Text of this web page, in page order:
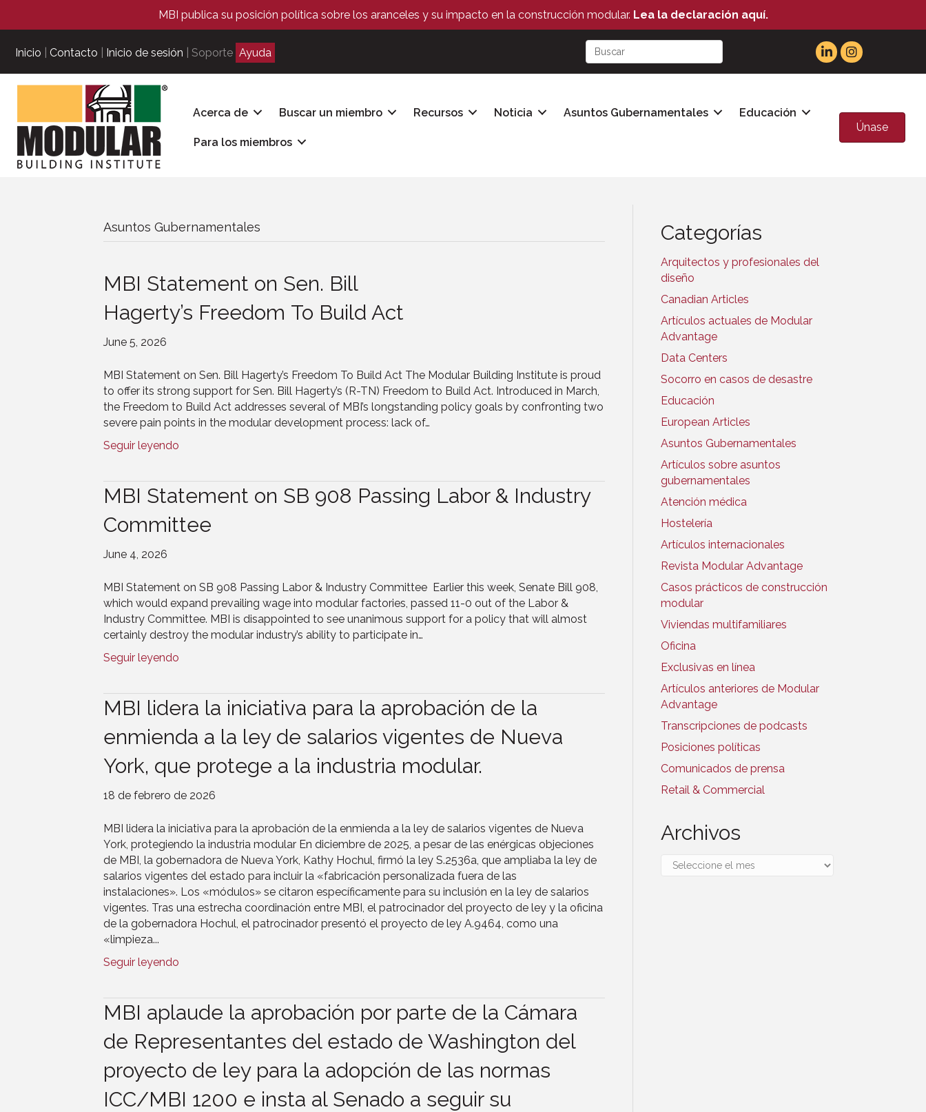
MBI publica su posición política sobre los aranceles y su impacto en la construcción modular. Lea la declaración aquí.
Inicio Contacto Inicio de sesión | Soporte Ayuda
Acerca de Buscar un miembro Recursos Noticia Asuntos Gubernamentales Educación
Para los miembros
Únase
Asuntos Gubernamentales
MBI Statement on Sen. Bill
Hagerty’s Freedom To Build Act
June 5, 2026
MBI Statement on Sen. Bill Hagerty’s Freedom To Build Act The Modular Building Institute is proud
to offer its strong support for Sen. Bill Hagerty’s (R-TN) Freedom to Build Act. Introduced in March,
the Freedom to Build Act addresses several of MBI’s longstanding policy goals by confronting two
severe pain points in the modular development process: lack of…
Seguir leyendo
MBI Statement on SB 908 Passing Labor & Industry
Committee
June 4, 2026
MBI Statement on SB 908 Passing Labor & Industry Committee Earlier this week, Senate Bill 908,
which would expand prevailing wage into modular factories, passed 11-0 out of the Labor &
Industry Committee. MBI is disappointed to see unanimous support for a policy that will almost
certainly destroy the modular industry’s ability to participate in…
Seguir leyendo
MBI lidera la iniciativa para la aprobación de la
enmienda a la ley de salarios vigentes de Nueva
York, que protege a la industria modular.
18 de febrero de 2026
MBI lidera la iniciativa para la aprobación de la enmienda a la ley de salarios vigentes de Nueva
York, protegiendo la industria modular En diciembre de 2025, a pesar de las enérgicas objeciones
de MBI, la gobernadora de Nueva York, Kathy Hochul, firmó la ley S.2536a, que ampliaba la ley de
salarios vigentes del estado para incluir la «fabricación personalizada fuera de las
instalaciones». Los «módulos» se citaron específicamente para su inclusión en la ley de salarios
vigentes. Tras una estrecha coordinación entre MBI, el patrocinador del proyecto de ley y la oficina
de la gobernadora Hochul, el patrocinador presentó el proyecto de ley A.9464, como una
«limpieza...
Seguir leyendo
MBI aplaude la aprobación por parte de la Cámara
de Representantes del estado de Washington del
proyecto de ley para la adopción de las normas
ICC/MBI 1200 e insta al Senado a seguir su
Categorías
Arquitectos y profesionales del
diseño
Canadian Articles
Artículos actuales de Modular
Advantage
Data Centers
Socorro en casos de desastre
Educación
European Articles
Asuntos Gubernamentales
Artículos sobre asuntos
gubernamentales
Atención médica
Hostelería
Artículos internacionales
Revista Modular Advantage
Casos prácticos de construcción
modular
Viviendas multifamiliares
Oficina
Exclusivas en línea
Artículos anteriores de Modular
Advantage
Transcripciones de podcasts
Posiciones políticas
Comunicados de prensa
Retail & Commercial
Archivos
Archivos